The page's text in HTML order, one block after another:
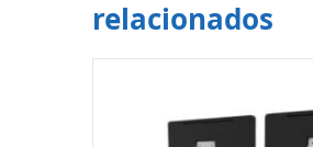
relacionados